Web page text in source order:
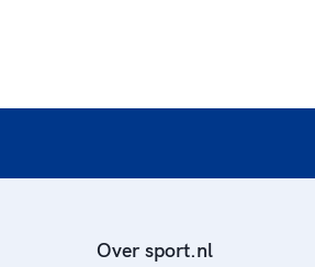
Over sport.nl